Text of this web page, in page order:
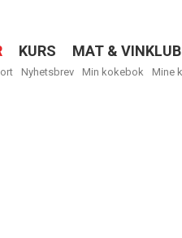
KURS MAT &
Nyhetsbrev Min kokebok Mine